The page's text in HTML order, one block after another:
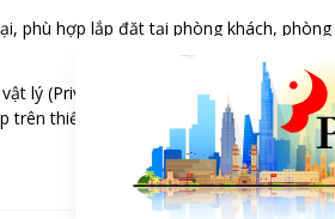
phù hợp lắp đặt tại phòng khách, phòng
lý (Privacy Mode), cho phép người
thiết bị. Giải pháp này giúp tăng